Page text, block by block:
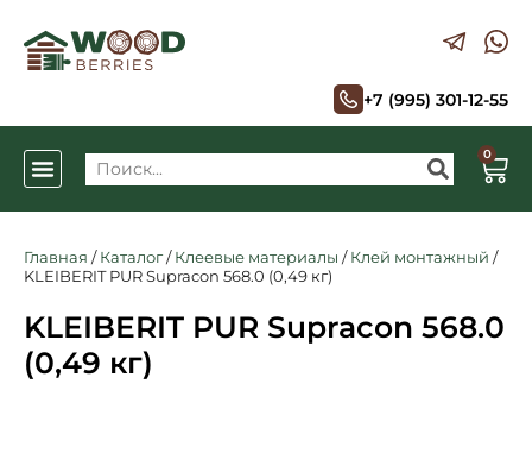
+7 (995) 301-12-55
0
Главная /Каталог/Клеевые материалы /Клей монтажный /
KLEIBERIT PUR Supracon 568.0 (0,49 кг)
KLEIBERIT PUR Supracon 568.0
(0,49 кг)